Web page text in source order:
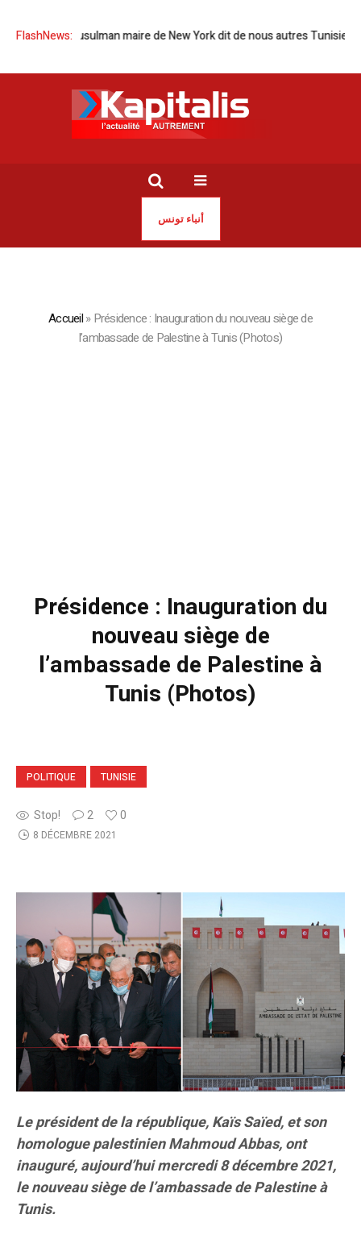
FlashNews:
d’un musulman maire de New York dit de nous autres Tunisiens
أنباء تونس
Accueil»Présidence : Inauguration du nouveau siège de
l’ambassade de Palestine à Tunis (Photos)
Présidence : Inauguration du
nouveau siège de
l’ambassade de Palestine à
Tunis (Photos)
POLITIQUE TUNISIE
Stop! 2 0
8 DÉCEMBRE 2021
Le président de la république, Kaïs Saïed, et son
homologue palestinien Mahmoud Abbas, ont
inauguré, aujourd’hui mercredi 8 décembre 2021,
le nouveau siège de l’ambassade de Palestine à
Tunis.